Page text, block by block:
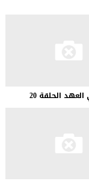
العهد الحلقة 20